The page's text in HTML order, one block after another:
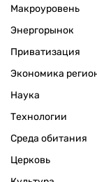
Макроуровень
Энергорынок
Приватизация
Экономика
Наука
Технологии
Среда обитания
Церковь